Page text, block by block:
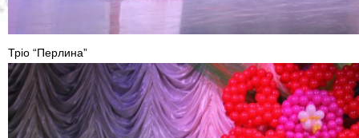
Тріо “Перлина”